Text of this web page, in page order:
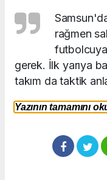
rağmen
gerek. İlk yarıya
takım da taktik
Yazının tamamını